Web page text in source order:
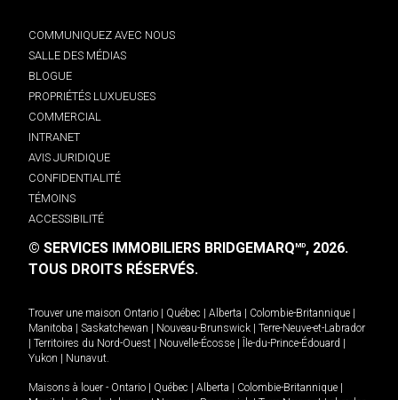
COMMUNIQUEZ AVEC NOUS
SALLE DES MÉDIAS
BLOGUE
PROPRIÉTÉS LUXUEUSES
COMMERCIAL
INTRANET
AVIS JURIDIQUE
CONFIDENTIALITÉ
TÉMOINS
ACCESSIBILITÉ
© SERVICES IMMOBILIERS BRIDGEMARQMD, 2026.
TOUS DROITS RÉSERVÉS.
Trouver une maison Ontario Québec Alberta Colombie-Britannique
Manitoba
Saskatchewan Nouveau-Brunswick
Terre-Neuve-et-Labrador
Territoires du Nord-Ouest Nouvelle-Écosse Île-du-Prince-Édouard
Yukon
Nunavut.
Maisons à louer - Ontario Québec Alberta Colombie-Britannique